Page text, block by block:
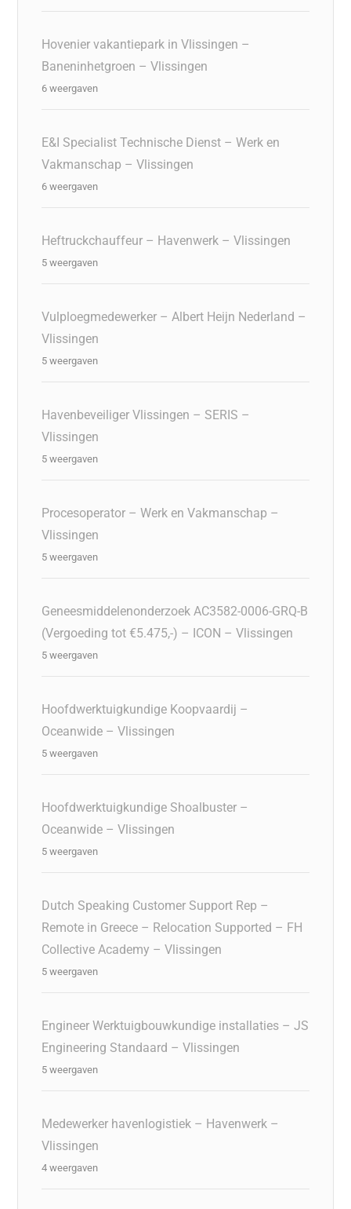
Hovenier vakantiepark in Vlissingen –
Baneninhetgroen – Vlissingen
6 weergaven
E&I Specialist Technische Dienst – Werk en
Vakmanschap – Vlissingen
6 weergaven
Heftruckchauffeur – Havenwerk – Vlissingen
5 weergaven
Vulploegmedewerker – Albert Heijn Nederland –
Vlissingen
5 weergaven
Havenbeveiliger Vlissingen – SERIS –
Vlissingen
5 weergaven
Procesoperator – Werk en Vakmanschap –
Vlissingen
5 weergaven
Geneesmiddelenonderzoek AC3582-0006-GRQ-B
(Vergoeding tot €5.475,-) – ICON – Vlissingen
5 weergaven
Hoofdwerktuigkundige Koopvaardij –
Oceanwide – Vlissingen
5 weergaven
Hoofdwerktuigkundige Shoalbuster –
Oceanwide – Vlissingen
5 weergaven
Dutch Speaking Customer Support Rep –
Remote in Greece – Relocation Supported – FH
Collective Academy – Vlissingen
5 weergaven
Engineer Werktuigbouwkundige installaties – JS
Engineering Standaard – Vlissingen
5 weergaven
Medewerker havenlogistiek – Havenwerk –
Vlissingen
4 weergaven